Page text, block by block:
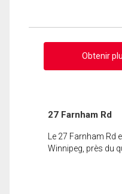
Obtenir
27 Farnham Rd
Le 27 Farnham Rd
Winnipeg, près du